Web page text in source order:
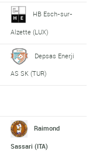
HB Esch-sur-
Alzette (LUX)
Depsas Enerji
AS SK (TUR)
Raimond
Sassari (ITA)